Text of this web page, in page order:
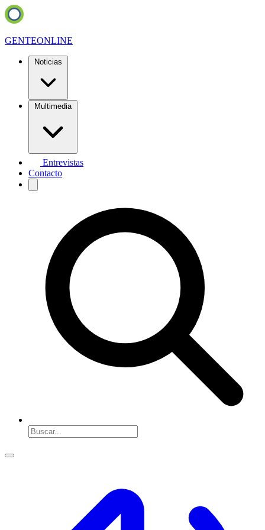
GENTEONLINE
Noticias
Multimedia
Entrevistas
Contacto